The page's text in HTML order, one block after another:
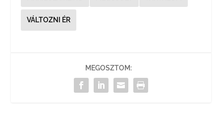
VÁLTOZNI ÉR
MEGOSZTOM: